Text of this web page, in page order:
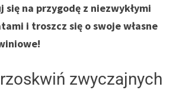
się na przygodę z niezwykłymi
i troszcz się o swoje własne
zwyczajnych